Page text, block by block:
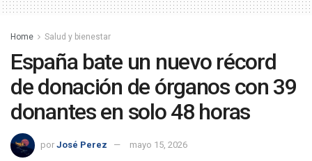
Home Salud y bienestar
España bate un nuevo récord
de donación de órganos con 39
donantes en solo 48 horas
por José Perez mayo 15, 2026